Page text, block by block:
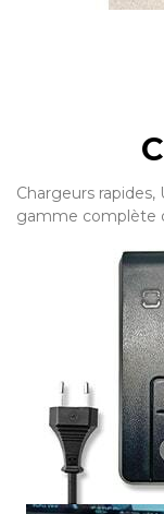
Chargeurs rapides,
gamme complète